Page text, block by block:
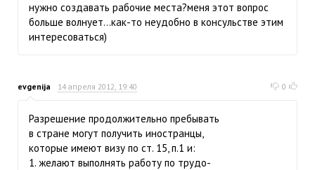
нужно создавать рабочие места?меня этот вопрос
больше волнует...как-то неудобно в консульстве этим
интересоваться)
evgenija 14 апреля 2012, 19:40 0
Разрешение продолжительно пребывать
в стране могут получить иностранцы,
которые имеют визу по ст. 15, п.1 и:
1. желают выполнять работу по трудо-